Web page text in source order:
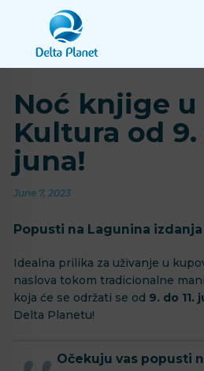
Noć knjige
Kultura od 9.
juna!
June 7, 2023
Popusti na Lagunina
Idealna prilika za uživanje u
naslova tokom tradicionalne
koja će se održati se od 9. do 11.
Delta Planetu!
Očekuju vas popusti